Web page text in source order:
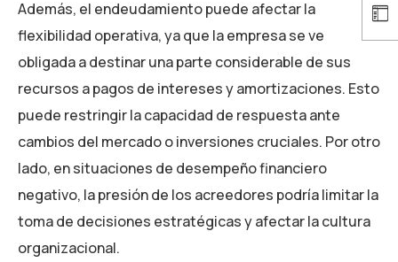
Además, el endeudamiento puede afectar la
flexibilidad operativa, ya que la empresa se ve
obligada a destinar una parte considerable de sus
recursos a pagos de intereses y amortizaciones. Esto
puede restringir la capacidad de respuesta ante
cambios del mercado o inversiones cruciales. Por otro
lado, en situaciones de desempeño financiero
negativo, la presión de los acreedores podría limitar la
toma de decisiones estratégicas y afectar la cultura
organizacional.